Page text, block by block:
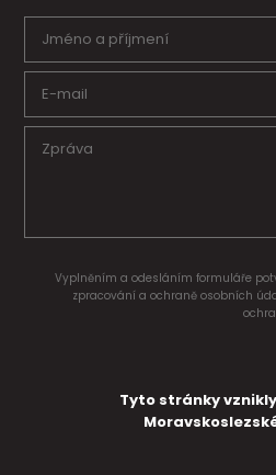
Vyplněním a odesláním formuláře
zpracování a ochraně osobních
Tyto stránky